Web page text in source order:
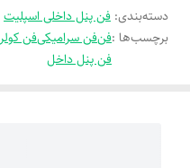
دسته‌بندی: فن پنل داخلی اسپلیت
برچسب‌ها :فنفن سرامیکیفن کولر
فن پنل داخل